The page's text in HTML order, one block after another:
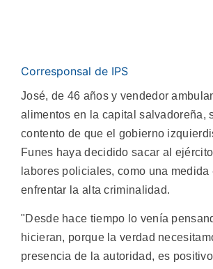
Corresponsal de IPS
José, de 46 años y vendedor
alimentos en la capital salvadoreña,
contento de que el gobierno
Funes haya decidido sacar al
labores policiales, como una medida
enfrentar la alta criminalidad.
"Desde hace tiempo lo venía
hicieran, porque la verdad
presencia de la autoridad, es